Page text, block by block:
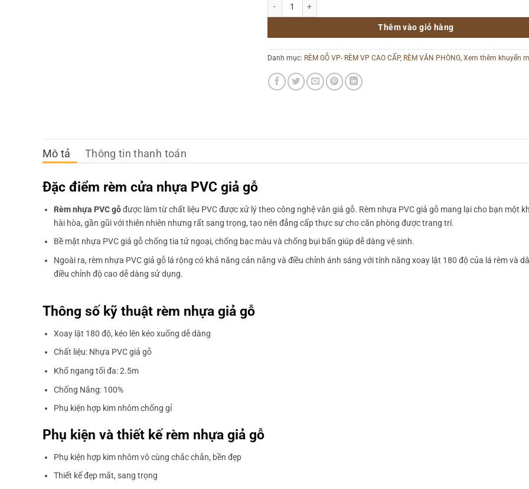
Thêm vào giỏ hàng
Danh mục: RÈM GỖ VP- RÈM VP CAO CẤP, RÈM VĂN PHÒNG, Xem thêm khuyến
Mô tả Thông tin thanh toán
Đặc điểm rèm cửa nhựa PVC giả gỗ
Rèm nhựa PVC gỗđược làm từ chất liệu PVC được xử lý theo công nghệ vân giả gỗ. Rèm nhựa PVC giả gỗ mang lại cho bạn một
hài hòa, gần gũi với thiên nhiên nhưng rất sang trọng, tạo nên đẳng cấp thực sự cho căn phòng được trang trí.
Bề mặt nhựa PVC giả gỗ chống tia tử ngoại, chống bạc màu và chống bụi bẩn giúp dễ dàng vệ sinh.
Ngoài ra, rèm nhựa PVC giả gỗ lá rộng có khả năng cản nắng và điều chỉnh ánh sáng với tính năng xoay lật 180 độ của lá rèm và
điều chỉnh độ cao dễ dàng sử dụng.
Thông số kỹ thuật rèm nhựa giả gỗ
Xoay lật 180 độ, kéo lên kéo xuống dễ dàng
Chất liệu: Nhựa PVC giả gỗ
Khổ ngang tối đa: 2.5m
Chống Nắng: 100%
Phụ kiện hợp kim nhôm chống gỉ
Phụ kiện và thiết kế rèm nhựa giả gỗ
Phụ kiện hợp kim nhôm vô cùng chắc chắn, bền đẹp
Thiết kế đẹp mắt, sang trọng